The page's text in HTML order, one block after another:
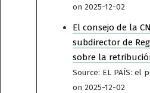
on 2025-12-02
El consejo de la
subdirector de
sobre la
Source: EL PAÍS: el
on 2025-12-02